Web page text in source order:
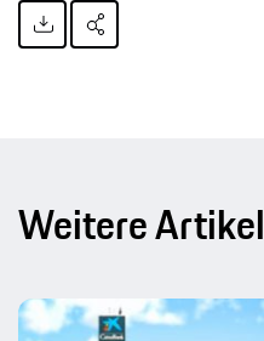
Weitere Artikel